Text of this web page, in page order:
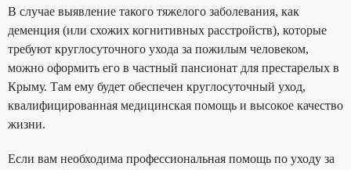
В случае выявление такого тяжелого заболевания, как
деменция (или схожих когнитивных расстройств), которые
требуют круглосуточного ухода за пожилым человеком,
можно оформить его в частный пансионат для престарелых в
Крыму. Там ему будет обеспечен круглосуточный уход,
квалифицированная медицинская помощь и высокое качество
жизни.
Если вам необходима профессиональная помощь по уходу за